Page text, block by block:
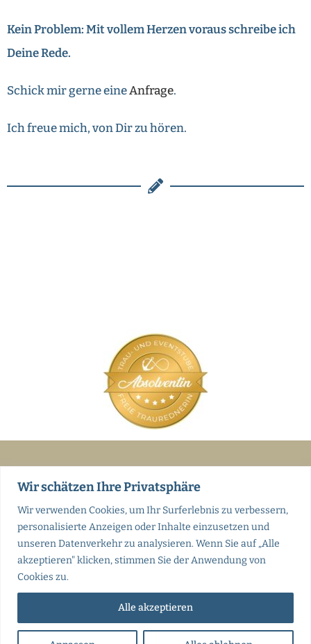
Wir schätzen Ihre Privatsphäre
Wir verwenden Cookies, um Ihr Surferlebnis zu verbessern,
personalisierte Anzeigen oder Inhalte einzusetzen und
unseren Datenverkehr zu analysieren. Wenn Sie auf „Alle
akzeptieren" klicken, stimmen Sie der Anwendung von
Cookies zu.
Alle akzeptieren
Kein Problem: Mit vollem Herzen voraus schreibe ich
Deine Rede.
Schick mir gerne eineAnfrage.
Ich freue mich, von Dir zu hören.
Kontakt
Impressum
Datenschutz